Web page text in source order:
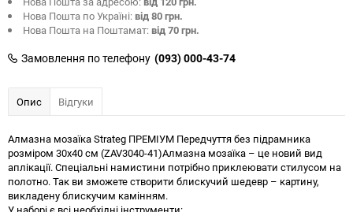
Нова Пошта по Україні:від 80 грн.
Нова Пошта на Поштамат:від 70 грн.
Замовлення по телефону (093) 000-43-74
Опис Відгуки
Алмазна мозаїка Strateg ПРЕМІУМ Передчуття без підрамника
розміром 30х40 см (ZAV3040-41)Алмазна мозаїка – це новий вид
аплікації. Спеціальні намистини потрібно приклеювати стилусом на
полотно. Так ви зможете створити блискучий шедевр – картину,
викладену блискучим камінням.